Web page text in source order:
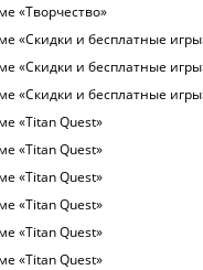
«Творчество»
«Скидки и бесплатные
«Скидки и бесплатные
«Скидки и бесплатные
«Titan Quest»
«Titan Quest»
«Titan Quest»
«Titan Quest»
«Titan Quest»
«Titan Quest»